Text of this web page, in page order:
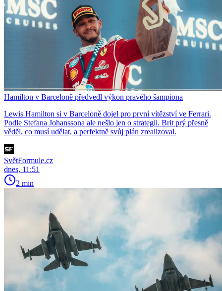
Hamilton v Barceloně předvedl výkon pravého šampiona
Lewis Hamilton si v Barceloně dojel pro první vítězství ve Ferrari.
Podle Stefana Johanssona ale nešlo jen o strategii. Brit prý přesně
věděl, co musí udělat, a perfektně svůj plán zrealizoval.
SvětFormule.cz
dnes, 11:51
2 min